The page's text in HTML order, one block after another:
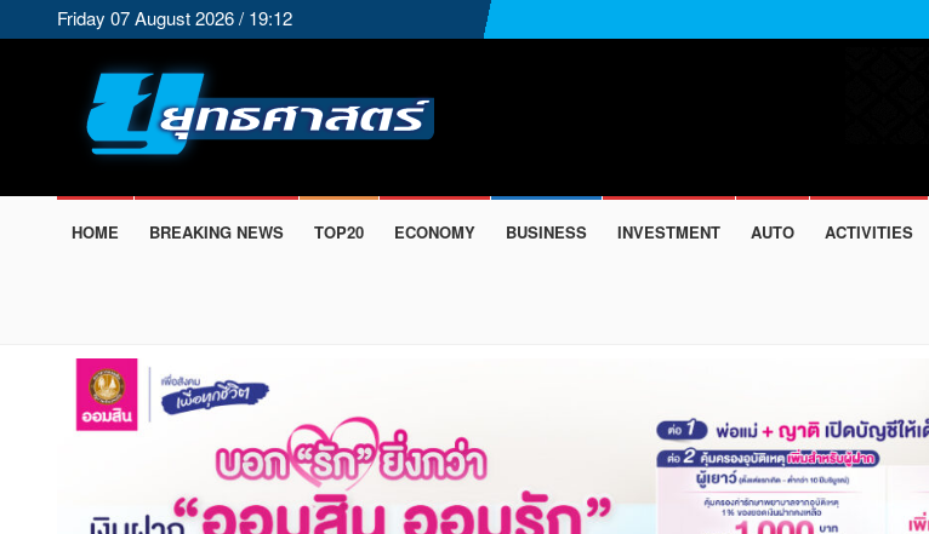
Friday 07 August 2026 / 19:12
HOME BREAKING NEWS TOP20 ECONOMY BUSINESS INVESTMENT AUTO ACTIVITIES